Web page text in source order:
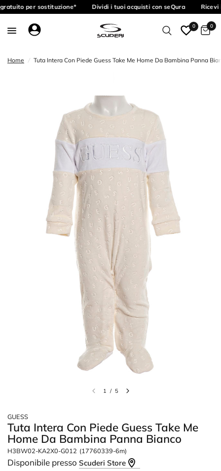
per sostituzione* Dividi i tuoi acquisti con seQura Ricevi
0 0
Home / Tuta Intera Con Piede Guess Take Me Home Da Bambina Panna
1 / 5
GUESS
Tuta Intera Con Piede Guess Take Me
Home Da Bambina Panna Bianco
H3BW02-KA2X0-G012 (17760339-6m)
Disponibile pressoScuderi Store